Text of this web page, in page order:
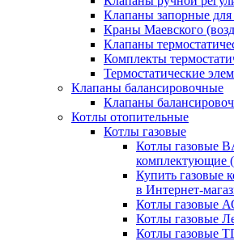
Клапаны запорные для
Краны Маевского
Клапаны
Комплекты
Термостатические
Клапаны балансировочные
Клапаны
Котлы отопительные
Котлы газовые
Котлы газовые
комплектующие
Купить газовые
в Интернет-
Котлы газовые
Котлы газовые
Котлы газовые